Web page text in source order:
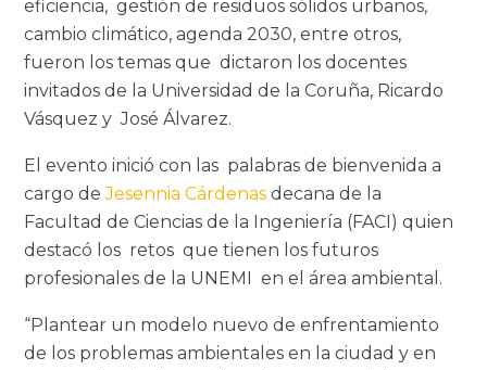
eficiencia, gestión de residuos sólidos urbanos,
cambio climático, agenda 2030, entre otros,
fueron los temas que dictaron los docentes
invitados de la Universidad de la Coruña, Ricardo
Vásquez y José Álvarez.
El evento inició con las palabras de bienvenida a
cargo deJesennia Cárdenas decana de la
Facultad de Ciencias de la Ingeniería (FACI) quien
destacó los retos que tienen los futuros
profesionales de la UNEMI en el área ambiental.
“Plantear un modelo nuevo de enfrentamiento
de los problemas ambientales en la ciudad y en